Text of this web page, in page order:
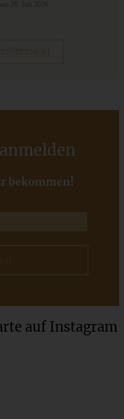
und Schoko-
26. Juli 2026
bekommen!
auf Instagram